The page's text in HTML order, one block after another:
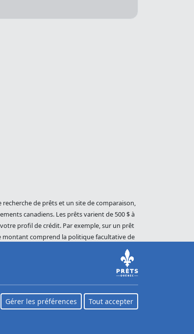
de prêts et un site de comparaison,
canadiens. Les prêts varient de 500 $ à
profil de crédit. Par exemple, sur un prêt
montant comprend la politique facultative de
prêteur). En cas de défaut de paiement sur
dettes impayées seront poursuivies dans
Canada Co., sa société mère, ses filiales ou
plus d'informations sur Equifax, le Score du
personnel/.
Gérer les préférences Tout accepter